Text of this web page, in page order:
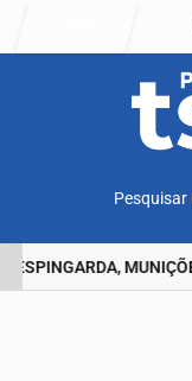
Pesquisar